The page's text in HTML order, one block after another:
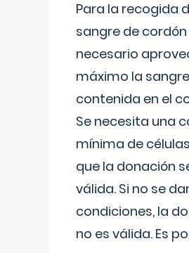
Para la recogida
sangre de cordón
necesario
máximo la sangre
contenida en el
Se necesita una
mínima de
que la donación
válida. Si no se
condiciones, la
no es válida. Es